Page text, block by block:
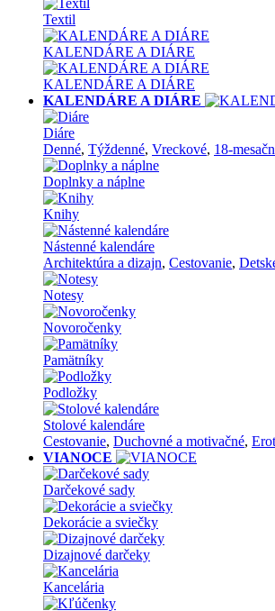
Textil
KALENDÁRE A DIÁRE
KALENDÁRE A DIÁRE
KALENDÁRE A DIÁRE
Diáre
Denné, Týždenné, Vreckové, 18-
Doplnky a náplne
Knihy
Nástenné kalendáre
Architektúra a dizajn, Cestovanie,
Notesy
Novoročenky
Pamätníky
Podložky
Stolové kalendáre
Cestovanie, Duchovné a motivačné,
VIANOCE
Darčekové sady
Dekorácie a sviečky
Dizajnové darčeky
Kancelária